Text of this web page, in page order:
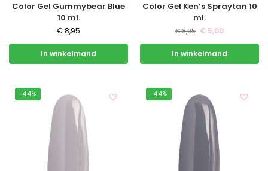
Color Gel Gummybear Blue
10 ml.
€ 8,95
In winkelmand
Color Gel Ken’s Spraytan 10
ml.
€8,95 € 5,00
In winkelmand
-44% -44%